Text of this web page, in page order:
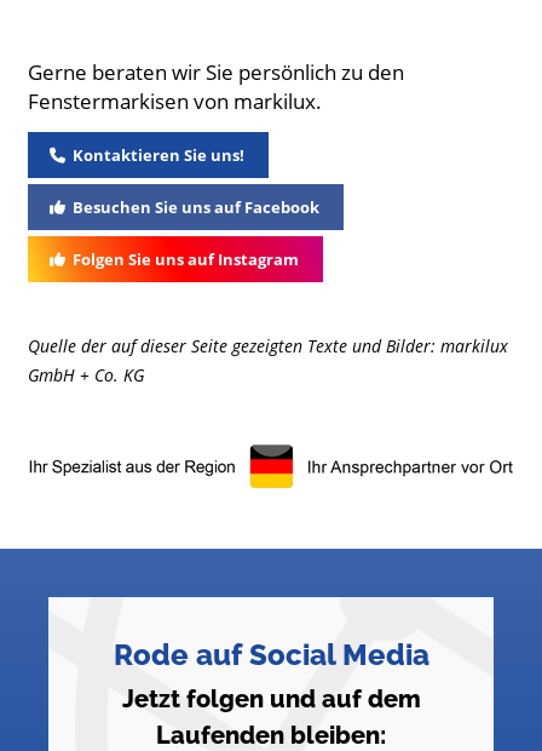
Gerne beraten wir Sie persönlich zu den
Fenstermarkisen von markilux.
Kontaktieren Sie uns!
Besuchen Sie uns auf Facebook
Folgen Sie uns auf Instagram
Quelle der auf dieser Seite gezeigten Texte und Bilder: markilux
GmbH + Co. KG
Rode auf Social Media
Jetzt folgen und auf dem
Laufenden bleiben: